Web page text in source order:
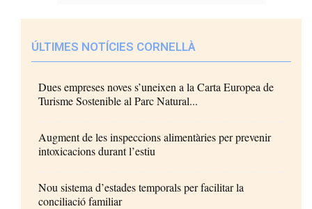
ÚLTIMES NOTÍCIES CORNELLÀ
Dues empreses noves s’uneixen a la Carta Europea de
Turisme Sostenible al Parc Natural...
Augment de les inspeccions alimentàries per prevenir
intoxicacions durant l’estiu
Nou sistema d’estades temporals per facilitar la
conciliació familiar